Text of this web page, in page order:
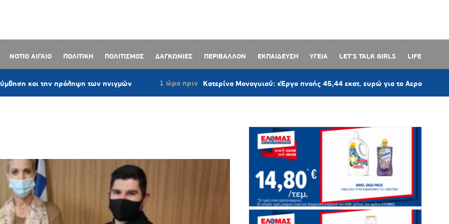
ΝΟΤΙΟ ΑΙΓΑΙΟ ΠΟΛΙΤΙΚΗ ΠΟΛΙΤΙΣΜΟΣ ΔΑΓΚΩΝΙΕΣ ΠΕΡΙΒΑΛΛΟΝ ΕΚΠΑΙΔΕΥΣΗ ΥΓΕΙΑ LET’S TALK GIRLS LIFE
πρόληψη των πνιγμών 1 ώρα πριν Κατερίνα Μονογυιού: «Έργο πνοής 45,44 εκατ. ευρώ για το Αεροδρόμιο Πάρου – Η